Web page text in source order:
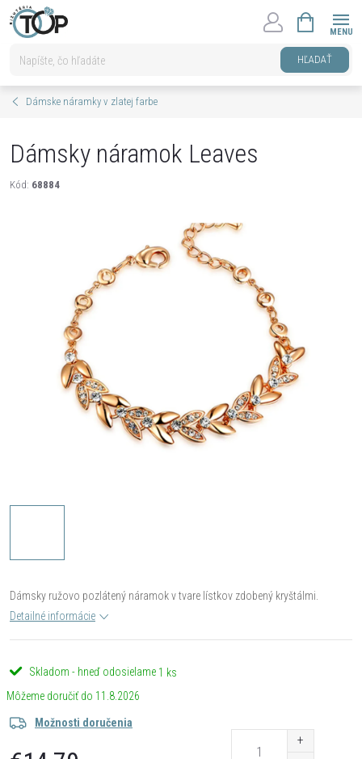
Prejsť
na
HĽADAŤ
KOŠÍK
Dámske náramky v zlatej farbe
Dámsky náramok Leaves
Kód: 68884
Dámsky ružovo pozlátený náramok v tvare lístkov zdobený kryštálmi.
Detailné informácie
Skladom - hneď odosielame 1 ks
11.8.2026
Možnosti doručenia